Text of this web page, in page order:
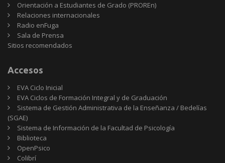
Orientación a Estudiantes de Grado (PROREn)
Relaciones internacionales
Radio enFuga
Sala de Prensa
Sitios
Sitios recomendados
Accesos
EVA Ciclo Inicial
EVA Ciclos de Formación Integral y de Graduación
Sistema de Gestión Administrativa de la Enseñanza / Bedelías
(SGAE)
Sistema de Información de la Facultad de Psicología
Biblioteca
OpenPsico
Colibrí